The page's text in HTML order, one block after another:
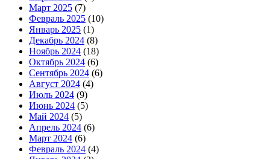
Март 2025 (7)
Февраль 2025 (10)
Январь 2025 (1)
Декабрь 2024 (8)
Ноябрь 2024 (18)
Октябрь 2024 (6)
Сентябрь 2024 (6)
Август 2024 (4)
Июль 2024 (9)
Июнь 2024 (5)
Май 2024 (5)
Апрель 2024 (6)
Март 2024 (6)
Февраль 2024 (4)